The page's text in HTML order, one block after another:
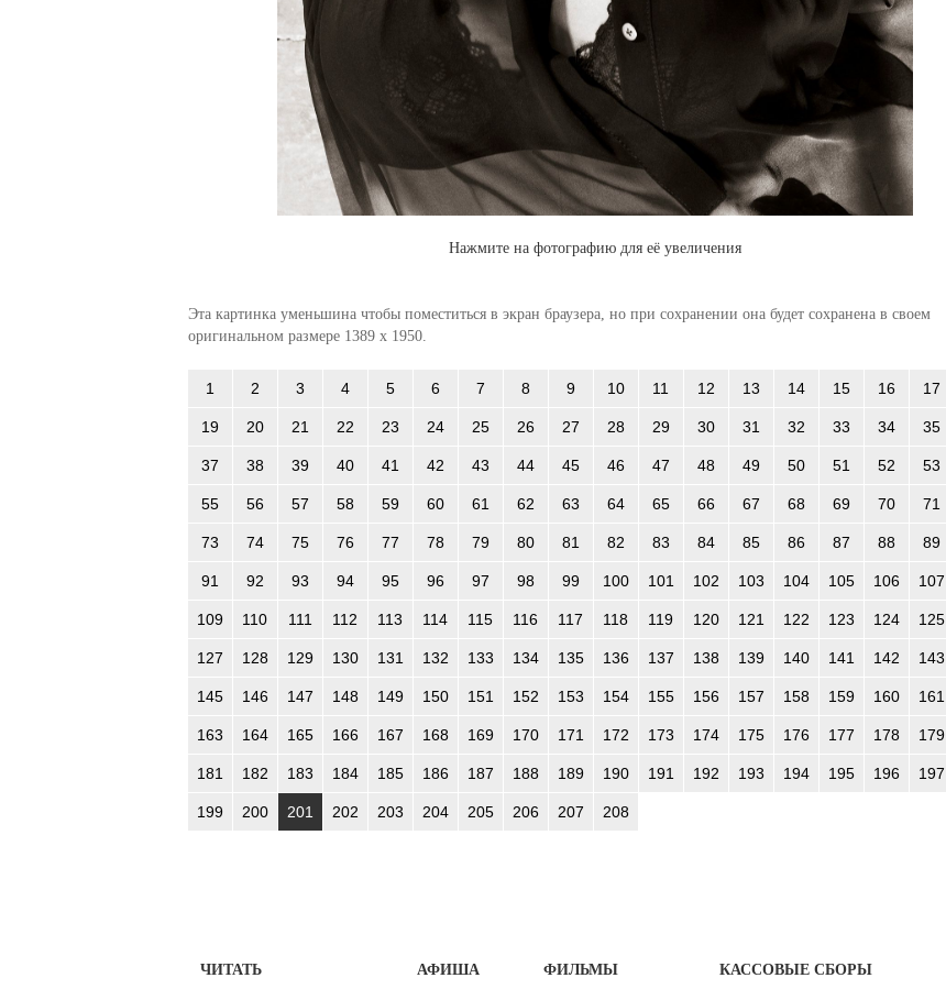
Нажмите на фотографию для её увеличения
Эта картинка уменьшина чтобы поместиться в экран браузера, но при сохранении она будет сохранена в своем
оригинальном размере 1389 x 1950.
1 2 3 4 5 6 7 8 9 10 11 12 13 14 15 16 17
19 20 21 22 23 24 25 26 27 28 29 30 31 32 33 34 35
37 38 39 40 41 42 43 44 45 46 47 48 49 50 51 52 53
55 56 57 58 59 60 61 62 63 64 65 66 67 68 69 70 71
73 74 75 76 77 78 79 80 81 82 83 84 85 86 87 88 89
91 92 93 94 95 96 97 98 99 100 101 102 103 104 105 106 107
109 110 111 112 113 114 115 116 117 118 119 120 121 122 123 124 125
127 128 129 130 131 132 133 134 135 136 137 138 139 140 141 142 143
145 146 147 148 149 150 151 152 153 154 155 156 157 158 159 160 161
163 164 165 166 167 168 169 170 171 172 173 174 175 176 177 178 179
181 182 183 184 185 186 187 188 189 190 191 192 193 194 195 196 197
199 200 201 202 203 204 205 206 207 208
ЧИТАТЬ АФИША ФИЛЬМЫ КАССОВЫЕ СБОРЫ